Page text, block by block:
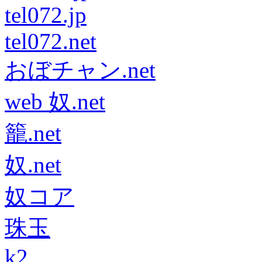
tel072.jp
tel072.net
おぼチャン.net
web 奴.net
籠.net
奴.net
奴コア
珠玉